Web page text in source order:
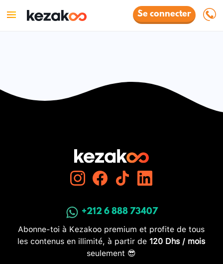
Se connecter
+212 6 888 73407
Abonne-toi à Kezakoo premium et profite de tous
les contenus en illimité, à partir de 120 Dhs / mois
seulement 😎